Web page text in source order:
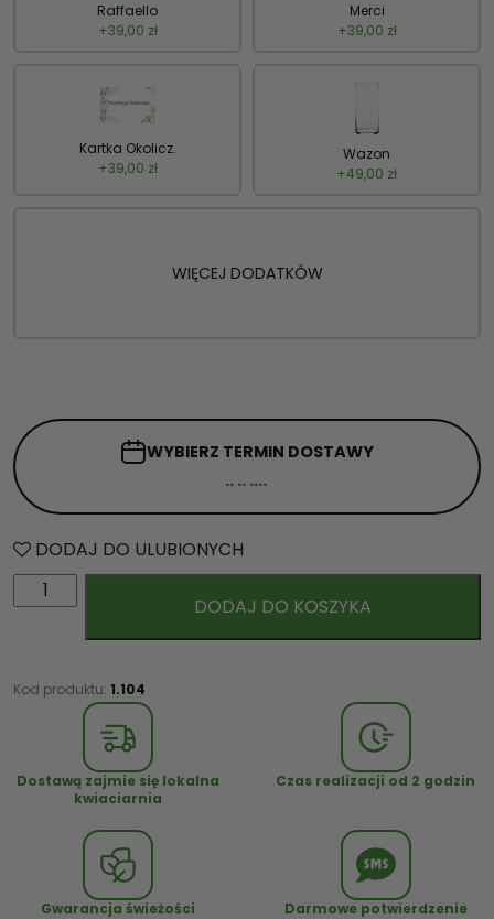
Raffaello
+39,00 zł
Merci
+39,00 zł
Kartka Okolicz.
+39,00 zł
Wazon
+49,00 zł
WIĘCEJ DODATKÓW
WYBIERZ TERMIN DOSTAWY
DODAJ DO ULUBIONYCH
l
ć
k
DODAJ DO KOSZYKA
Kod produktu: 1.104
Dostawą zajmie się lokalna
kwiaciarnia
Czas realizacji od 2 godzin
Gwarancja świeżości
Darmowe potwierdzenie